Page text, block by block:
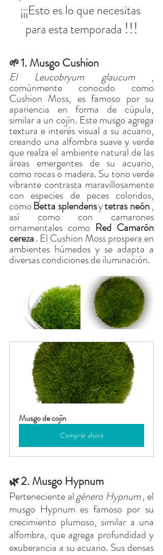
¡¡¡Esto es lo que necesitas
para esta temporada !!!
🌱1. Musgo Cushion
El Leucobryum glaucum ,
comúnmente conocido como
Cushion Moss, es famoso por su
apariencia en forma de cúpula,
similar a un cojín. Este musgo agrega
textura e interés visual a su acuario,
creando una alfombra suave y verde
que realza el ambiente natural de las
áreas emergentes de su acuario,
como rocas o madera. Su tono verde
vibrante contrasta maravillosamente
con especies de peces coloridos,
como Betta splendensytetras neón,
así como con camarones
ornamentales como Red Camarón
cereza. El Cushion Moss prospera en
ambientes húmedos y se adapta a
diversas condiciones de iluminación.
Musgo de cojín
Comprar ahora
🌿2. Musgo Hypnum
Perteneciente algénero Hypnum, el
musgo Hypnum es famoso por su
crecimiento plumoso, similar a una
alfombra, que agrega profundidad y
exuberancia a su acuario. Sus densas